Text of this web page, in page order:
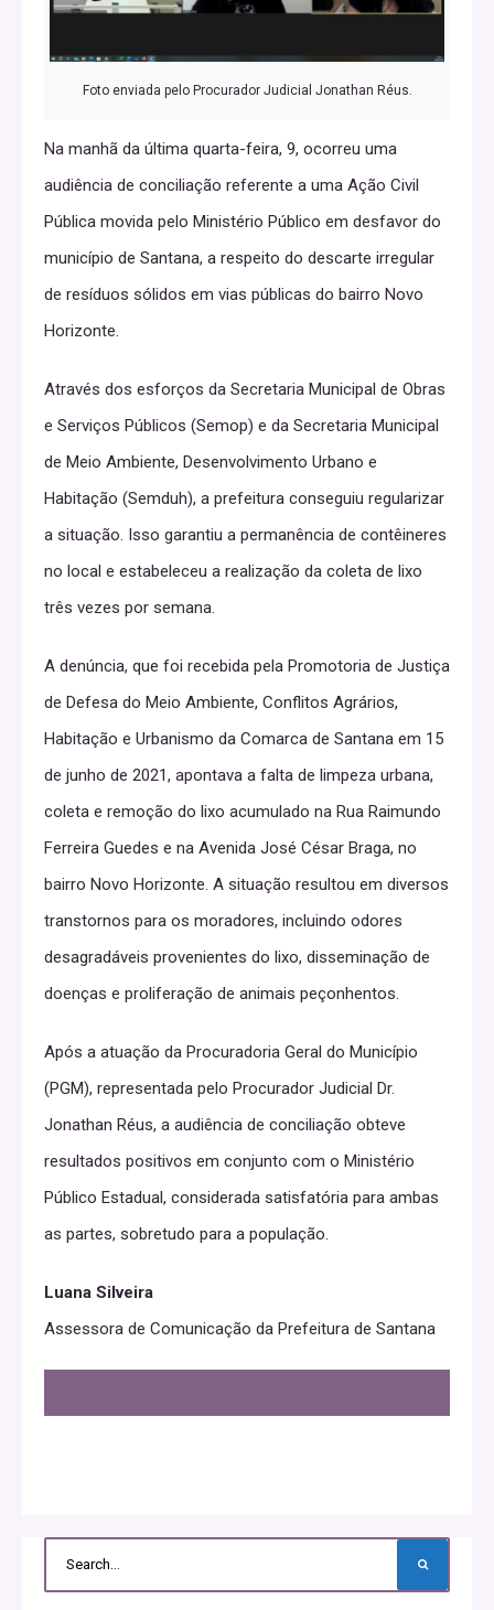
Foto enviada pelo Procurador Judicial Jonathan Réus.
Na manhã da última quarta-feira, 9, ocorreu uma
audiência de conciliação referente a uma Ação Civil
Pública movida pelo Ministério Público em desfavor do
município de Santana, a respeito do descarte irregular
de resíduos sólidos em vias públicas do bairro Novo
Horizonte.
Através dos esforços da Secretaria Municipal de Obras
e Serviços Públicos (Semop) e da Secretaria Municipal
de Meio Ambiente, Desenvolvimento Urbano e
Habitação (Semduh), a prefeitura conseguiu regularizar
a situação. Isso garantiu a permanência de contêineres
no local e estabeleceu a realização da coleta de lixo
três vezes por semana.
A denúncia, que foi recebida pela Promotoria de Justiça
de Defesa do Meio Ambiente, Conflitos Agrários,
Habitação e Urbanismo da Comarca de Santana em 15
de junho de 2021, apontava a falta de limpeza urbana,
coleta e remoção do lixo acumulado na Rua Raimundo
Ferreira Guedes e na Avenida José César Braga, no
bairro Novo Horizonte. A situação resultou em diversos
transtornos para os moradores, incluindo odores
desagradáveis provenientes do lixo, disseminação de
doenças e proliferação de animais peçonhentos.
Após a atuação da Procuradoria Geral do Município
(PGM), representada pelo Procurador Judicial Dr.
Jonathan Réus, a audiência de conciliação obteve
resultados positivos em conjunto com o Ministério
Público Estadual, considerada satisfatória para ambas
as partes, sobretudo para a população.
Luana Silveira
Assessora de Comunicação da Prefeitura de Santana